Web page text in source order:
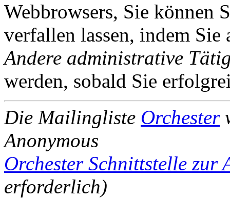
Webbrowsers, Sie können
verfallen lassen, indem
Andere administrative
werden, sobald Sie
Die Mailingliste Orchester
Anonymous
Orchester Schnittstelle zur
erforderlich)